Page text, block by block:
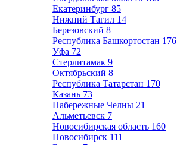
Екатеринбург 85
Нижний Тагил 14
Березовский 8
Республика Башкортостан 176
Уфа 72
Стерлитамак 9
Октябрьский 8
Республика Татарстан 170
Казань 73
Набережные Челны 21
Альметьевск 7
Новосибирская область 160
Новосибирск 111